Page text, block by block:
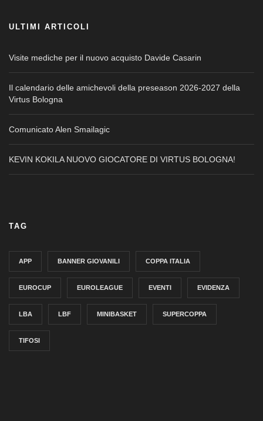
ULTIMI ARTICOLI
Visite mediche per il nuovo acquisto Davide Casarin
Il calendario delle amichevoli della preseason 2026-2027 della
Virtus Bologna
Comunicato Alen Smailagic
KEVIN KOKILA NUOVO GIOCATORE DI VIRTUS BOLOGNA!
TAG
APP BANNER GIOVANILI COPPA ITALIA
EUROCUP EUROLEAGUE EVENTI EVIDENZA
LBA LBF MINIBASKET SUPERCOPPA
TIFOSI